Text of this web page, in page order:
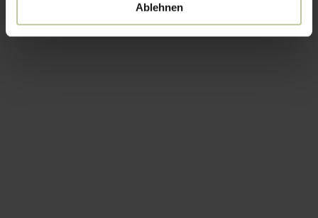
Ablehnen